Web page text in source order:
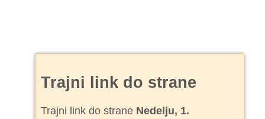
Trajni link do strane
Trajni link do strane Nedelju, 1.